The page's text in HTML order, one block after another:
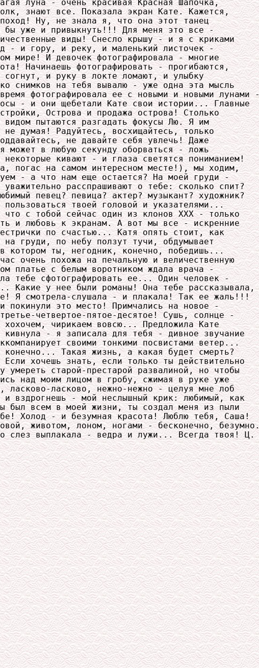
луна - очень красивая Красная Шапочка,
знают все. Показала экран Кате. Кажется,
Ну, не знала я, что она этот танец
бы уже и привыкнуть!!! Для меня это все -
виды! Снесло крышу - и я с криками
- и гору, и реку, и маленький листочек -
мире! И девочек фотографировала - многие
Начинаешь фотографировать - прогибаются,
согнут, и руку в локте ломают, и улыбку
снимков на тебя вывалю - уже одна эта мысль
фотографировала ее с новыми и новыми лунами
- и они щебетали Кате свои истории... Главные
Острова и продажа острова! Столько
пытаются разгадать фокусы Лю. Я им
думая! Радуйтесь, восхищайтесь, только
не давайте себя увлечь! Даже
может в любую секунду оборваться - ложь
кивают - и глаза светятся пониманием!
погас на самом интересном месте!), мы ходим,
- а что нам еще остается? На моей груди -
расспрашивают о тебе: сколько спит?
певец? певица? актер? музыкант? художник?
твоей головой и указателями...
что с тобой сейчас один из клонов ХХХ - только
и любовь к экранам. А вот мы все - искренние
по счастью... Катя опять стоит, как
груди, по небу ползут тучи, обдумывает
котором ты, негодник, конечно, победишь...
очень похожа на печальную и величественную
платье с белым воротником ждала врача -
тебе сфотографировать ее... Один человек -
Какие у нее были романы! Она тебе рассказывала,
Я смотрела-слушала - и плакала! Так ее жаль!!!
это место! Примчались на новое -
четвертое-пятое-десятое! Сушь, солнце -
хохочем, чирикаем вовсю... Предложила Кате
- я записала для тебя - дивное звучание
своими тонкими посвистами ветер...
Такая жизнь, а какая будет смерть?
хочешь знать, если только ты действительно
старой-престарой развалиной, но чтобы
над моим лицом в гробу, сжимая в руке уже
ласково, нежно-нежно - целуя мне лоб
и вздрогнешь - мой неслышный крик: любимый, как
был всем в моей жизни, ты создал меня из пыли
Холод - и безумная красота! Люблю тебя, Саша!
животом, лоном, ногами - бесконечно,
слез выплакала - ведра и лужи... Всегда твоя!